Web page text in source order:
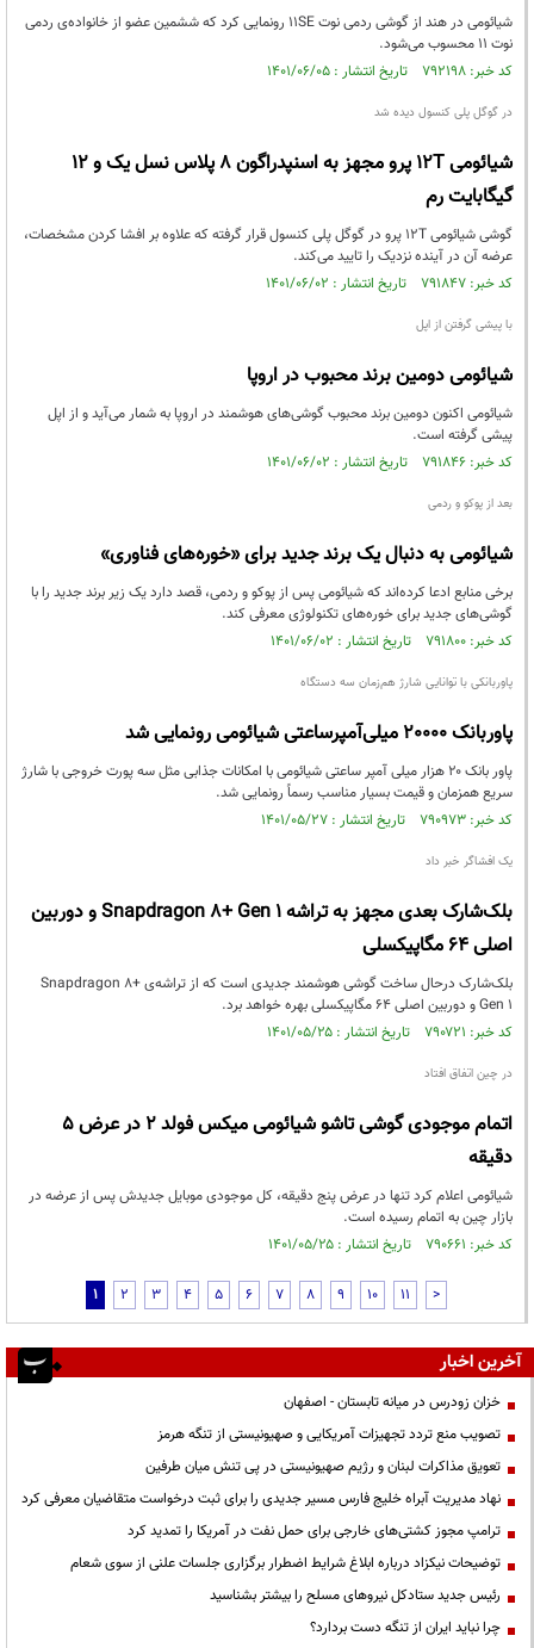
شیائومی در هند از گوشی ردمی نوت ۱۱SE رونمایی کرد که ششمین عضو از خانواده‌ی ردمی
نوت ۱۱ محسوب می‌شود.
کد خبر: ۷۹۲۱۹۸ تاریخ انتشار : ۱۴۰۱/۰۶/۰۵
در گوگل پلی کنسول دیده شد
شیائومی 12T پرو مجهز به اسنپدراگون 8 پلاس نسل یک و 12
گیگابایت رم
گوشی شیائومی 12T پرو در گوگل پلی کنسول قرار گرفته که علاوه بر افشا کردن مشخصات،
عرضه آن در آینده نزدیک را تایید می‌کند.
کد خبر: ۷۹۱۸۴۷ تاریخ انتشار : ۱۴۰۱/۰۶/۰۲
با پیشی‌ گرفتن از اپل
شیائومی دومین برند محبوب در اروپا
شیائومی اکنون دومین برند محبوب گوشی‌های هوشمند در اروپا به شمار می‌آید و از اپل
پیشی گرفته است.
کد خبر: ۷۹۱۸۴۶ تاریخ انتشار : ۱۴۰۱/۰۶/۰۲
بعد از پوکو و ردمی
شیائومی به دنبال یک برند جدید برای «خوره‌های فناوری»
برخی منابع ادعا کرده‌اند که شیائومی پس از پوکو و ردمی، قصد دارد یک زیر برند جدید را با
گوشی‌های جدید برای خوره‌های تکنولوژی معرفی کند.
کد خبر: ۷۹۱۸۰۰ تاریخ انتشار : ۱۴۰۱/۰۶/۰۲
پاوربانکی با توانایی شارژ هم‌زمان سه دستگاه
پاوربانک 20000 میلی‌آمپرساعتی شیائومی رونمایی شد
پاور بانک ۲۰ هزار میلی آمپر ساعتی شیائومی با امکانات جذابی مثل سه پورت خروجی با شارژ
سریع همزمان و قیمت بسیار مناسب رسماً رونمایی شد.
کد خبر: ۷۹۰۹۷۳ تاریخ انتشار : ۱۴۰۱/۰۵/۲۷
یک افشاگر خبر داد
بلک‌شارک بعدی مجهز به تراشه Snapdragon 8+ Gen 1 و دوربین
اصلی ۶۴ مگاپیکسلی
بلک‌شارک درحال ساخت گوشی هوشمند جدیدی است که از تراشه‌ی Snapdragon 8+
Gen 1 و دوربین اصلی ۶۴ مگاپیکسلی بهره خواهد برد.
کد خبر: ۷۹۰۷۲۱ تاریخ انتشار : ۱۴۰۱/۰۵/۲۵
در چین اتفاق افتاد
اتمام موجودی گوشی تاشو شیائومی میکس فولد 2 در عرض 5
دقیقه
شیائومی اعلام کرد تنها در عرض پنج دقیقه، کل موجودی موبایل جدیدش پس از عرضه در
بازار چین به اتمام رسیده است.
کد خبر: ۷۹۰۶۶۱ تاریخ انتشار : ۱۴۰۱/۰۵/۲۵
1 2 3 4 5 6 7 8 9 10 11 >
آخرین اخبار
خزان زودرس در میانه تابستان - اصفهان
تصویب منع تردد تجهیزات آمریکایی و صهیونیستی از تنگه هرمز
تعویق مذاکرات لبنان و رژیم صهیونیستی در پی تنش میان طرفین
نهاد مدیریت آبراه خلیج فارس مسیر جدیدی را برای ثبت درخواست متقاضیان معرفی کرد
ترامپ مجوز کشتی‌های خارجی برای حمل نفت در آمریکا را تمدید کرد
توضیحات نیکزاد درباره ابلاغ شرایط اضطرار برگزاری جلسات علنی از سوی شعام
رئیس جدید ستادکل نیروهای مسلح را بیشتر بشناسید
چرا نباید ایران از تنگه دست بردارد؟